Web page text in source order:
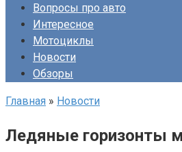
Вопросы про авто
Интересное
Мотоциклы
Новости
Обзоры
Главная » Новости
Ледяные горизонты